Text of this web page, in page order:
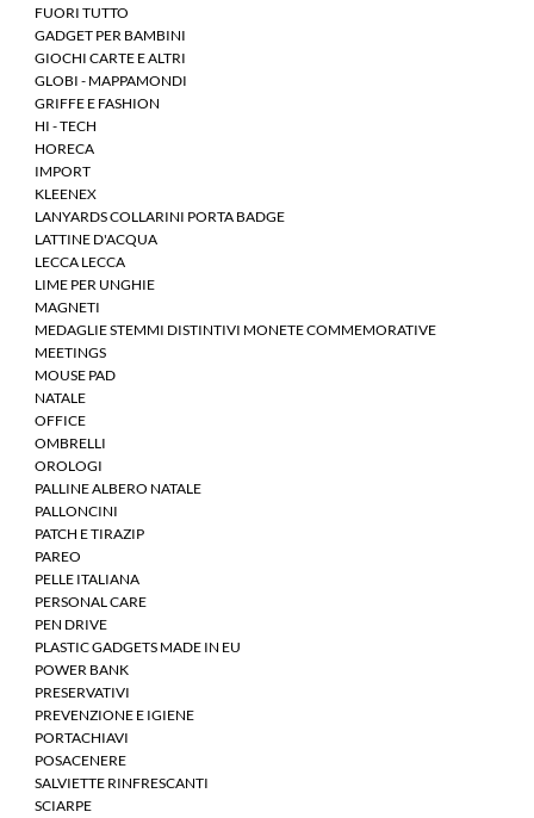
FUORI TUTTO
GADGET PER BAMBINI
GIOCHI CARTE E ALTRI
GLOBI - MAPPAMONDI
GRIFFE E FASHION
HI - TECH
HORECA
IMPORT
KLEENEX
LANYARDS COLLARINI PORTA BADGE
LATTINE D'ACQUA
LECCA LECCA
LIME PER UNGHIE
MAGNETI
MEDAGLIE STEMMI DISTINTIVI MONETE COMMEMORATIVE
MEETINGS
MOUSE PAD
NATALE
OFFICE
OMBRELLI
OROLOGI
PALLINE ALBERO NATALE
PALLONCINI
PATCH E TIRAZIP
PAREO
PELLE ITALIANA
PERSONAL CARE
PEN DRIVE
PLASTIC GADGETS MADE IN EU
POWER BANK
PRESERVATIVI
PREVENZIONE E IGIENE
PORTACHIAVI
POSACENERE
SALVIETTE RINFRESCANTI
SCIARPE